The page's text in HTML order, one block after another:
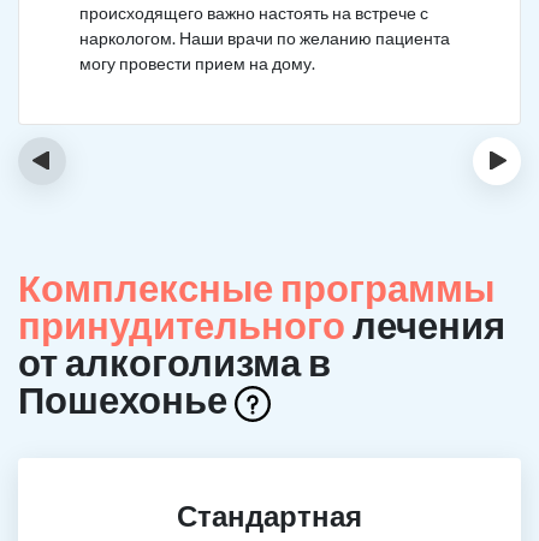
происходящего важно настоять на встрече с
наркологом. Наши врачи по желанию пациента
могу провести прием на дому.
‹ ›
Комплексные программы
принудительноголечения
от алкоголизма в
Пошехонье
Стандартная